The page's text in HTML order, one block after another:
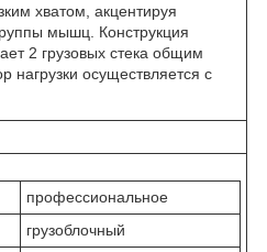
хватом, акцентируя
мышц. Конструкция
2 грузовых стека общим
нагрузки осуществляется с
профессиональное
грузоблочный